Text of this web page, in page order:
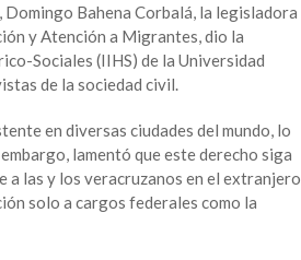
Bahena Corbalá, la legisladora
y Atención a Migrantes, dio la
Sociales (IIHS) de la Universidad
de la sociedad civil.
en diversas ciudades del mundo, lo
lamentó que este derecho siga
a las y los veracruzanos en el extranjero
solo a cargos federales como la